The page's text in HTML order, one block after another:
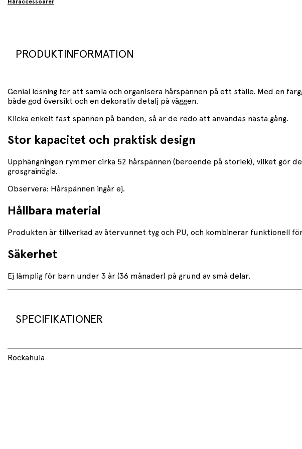
Håraccessoarer
PRODUKTINFORMATION
Genial lösning för att samla och organisera hårspännen på ett ställe. Med en
både god översikt och en dekorativ detalj på väggen.
Klicka enkelt fast spännen på banden, så är de redo att användas nästa gång.
Stor kapacitet och praktisk design
Upphängningen rymmer cirka 52 hårspännen (beroende på storlek), vilket gör
grosgrainögla.
Observera: Hårspännen ingår ej.
Hållbara material
Produkten är tillverkad av återvunnet tyg och PU, och kombinerar funktionell
Säkerhet
Ej lämplig för barn under 3 år (36 månader) på grund av små delar.
SPECIFIKATIONER
Produktinformation
Rockahula